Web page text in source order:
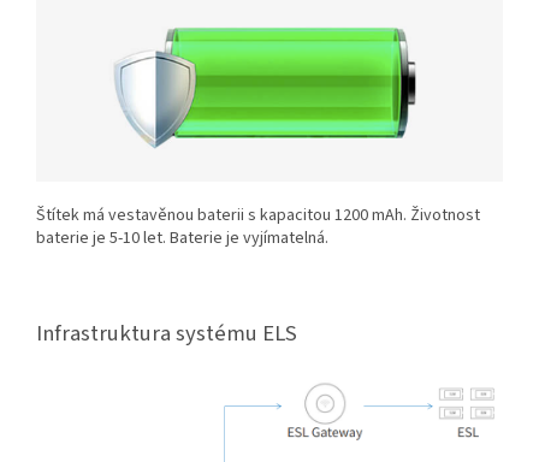
Štítek má vestavěnou baterii s kapacitou 1200 mAh. Životnost
baterie je 5-10 let. Baterie je vyjímatelná.
Infrastruktura systému ELS